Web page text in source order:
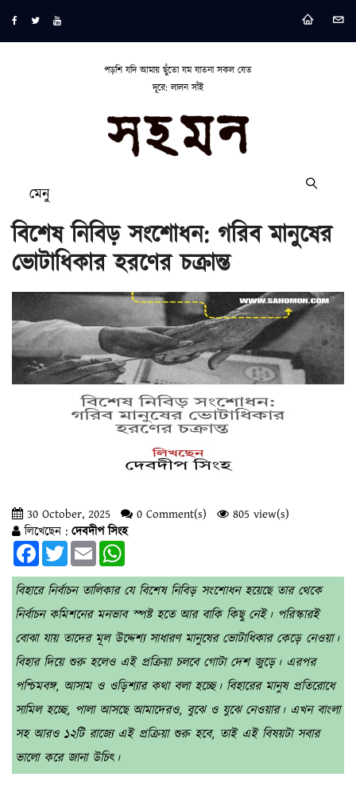
পড়শি যদি আমায় ছুঁতো যম যাতনা সকল যেত
দূরে: লালন সাঁই
মেনু
বিশেষ নিবিড় সংশোধন: গরিব মানুষের
ভোটাধিকার হরণের চক্রান্ত
30 October, 2025 0 Comment(s)
805 view(s)
লিখেছেন : দেবদীপ সিংহ
FacebookTwitterEmail
বিহারে নির্বাচন তালিকার যে বিশেষ নিবিড় সংশোধন হয়েছে তার থেকে
নির্বাচন কমিশনের মনভাব স্পষ্ট হতে আর বাকি কিছু নেই। পরিস্কারই
বোঝা যায় তাদের মূল উদ্দেশ্য সাধারণ মানুষের ভোটাধিকার কেড়ে নেওয়া।
বিহার দিয়ে শুরু হলেও এই প্রক্রিয়া চলবে গোটা দেশ জুড়ে। এরপর
পশ্চিমবঙ্গ, আসাম ও ওড়িশ্যার কথা বলা হচ্ছে। বিহারের মানুষ প্রতিরোধে
সামিল হচ্ছে, পালা আসছে আমাদেরও, বুঝে ও যুঝে নেওয়ার। এখন বাংলা
সহ আরও ১২টি রাজ্যে এই প্রক্রিয়া শুরু হবে, তাই এই বিষয়টা সবার
ভালো করে জানা উচিৎ।